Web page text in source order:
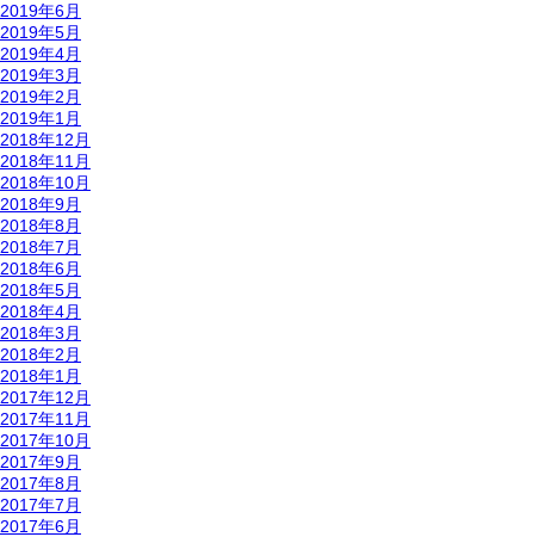
2019年6月
2019年5月
2019年4月
2019年3月
2019年2月
2019年1月
2018年12月
2018年11月
2018年10月
2018年9月
2018年8月
2018年7月
2018年6月
2018年5月
2018年4月
2018年3月
2018年2月
2018年1月
2017年12月
2017年11月
2017年10月
2017年9月
2017年8月
2017年7月
2017年6月